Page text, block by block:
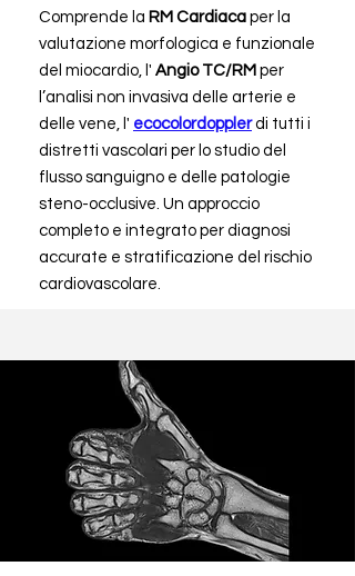
Comprende la RM Cardiaca per la
valutazione morfologica e funzionale
del miocardio, l' Angio TC/RM per
l’analisi non invasiva delle arterie e
delle vene, l' ecocolordopplerdi tutti i
distretti vascolari per lo studio del
flusso sanguigno e delle patologie
steno-occlusive. Un approccio
completo e integrato per diagnosi
accurate e stratificazione del rischio
cardiovascolare.